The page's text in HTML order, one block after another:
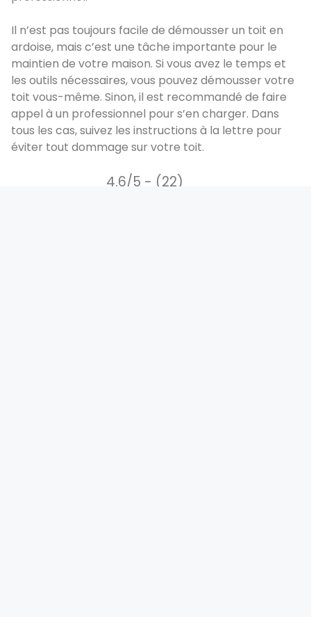
Il n’est pas toujours facile de démousser un toit en
ardoise, mais c’est une tâche importante pour le
maintien de votre maison. Si vous avez le temps et
les outils nécessaires, vous pouvez démousser votre
toit vous-même. Sinon, il est recommandé de faire
appel à un professionnel pour s’en charger. Dans
tous les cas, suivez les instructions à la lettre pour
éviter tout dommage sur votre toit.
4.6/5 - (22)